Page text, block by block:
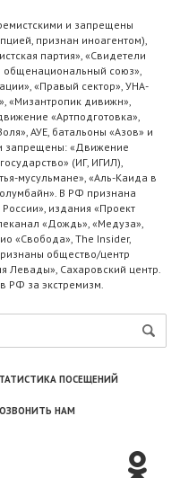
и запрещены
признан иноагентом),
партия», «Свидетели
общенациональный союз»,
«Правый сектор», УНА-
«Мизантропик дивижн»,
«Артподготовка»,
АУЕ, батальоны «Азов» и
запрещены: «Движение
(ИГ, ИГИЛ),
мусульмане», «Аль-Каида в
В РФ признана
издания «Проект
«Дождь», «Медуза»,
«Свобода», The Insider,
общество/центр
Левады», Сахаровский центр.
РФ за экстремизм.
ПОСЕЩЕНИЙ
НАМ